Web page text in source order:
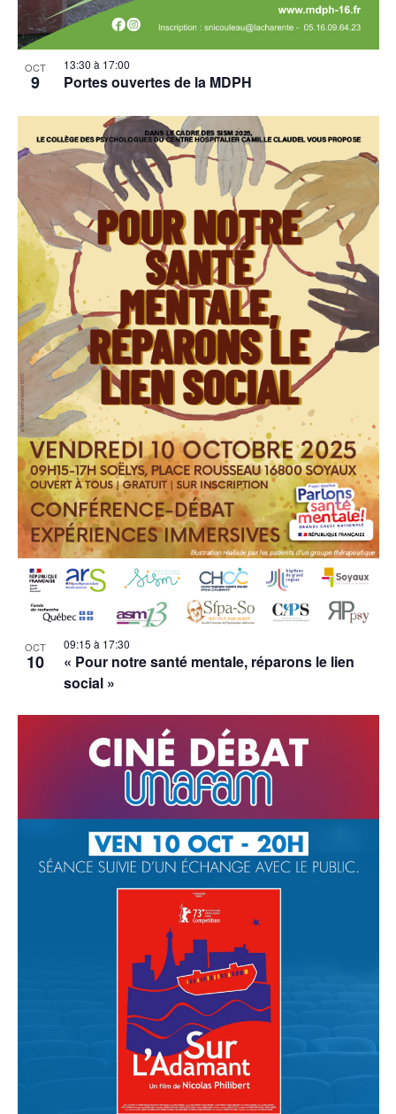
OCT
9 Portes ouvertes de la MDPH
13:30 à 17:00
OCT
10
« Pour notre santé mentale, réparons le lien
social »
09:15 à 17:30